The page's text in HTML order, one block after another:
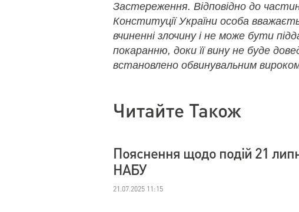
Застереження. Відповідно до
Конституції України особа
вчиненні злочину і не може бути
покаранню, доки її вину не буде
встановлено обвинувальним
Читайте Також
Пояснення щодо подій 21
НАБУ
21.07.2025 11:15